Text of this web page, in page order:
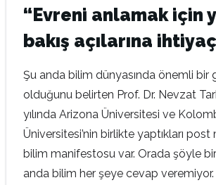
“Evreni anlamak için
bakış açılarına
Şu anda bilim dünyasında önemli bir
olduğunu belirten Prof. Dr. Nevzat
yılında Arizona Üniversitesi ve
Üniversitesi’nin birlikte yaptıkları
bilim manifestosu var. Orada şöyle bir
anda bilim her şeye cevap veremiyor.